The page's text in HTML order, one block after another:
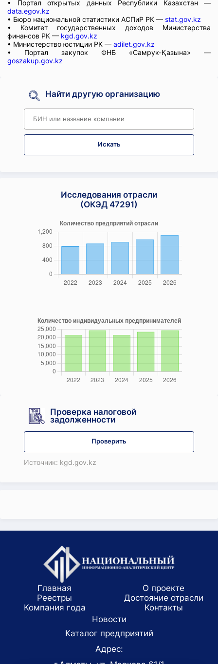
• Портал открытых данных Республики Казахстан —
data.egov.kz
• Бюро национальной статистики АСПиР РК — stat.gov.kz
• Комитет государственных доходов Министерства
финансов РК — kgd.gov.kz
• Министерство юстиции РК — adilet.gov.kz
• Портал закупок ФНБ «Самрук-Қазына» —
goszakup.gov.kz
Найти другую организацию
Искать
Исследования отрасли
(ОКЭД 47291)
Проверка налоговой
задолженности
Проверить
Источник: kgd.gov.kz
Главная
О проекте
Реестры
Достояние отрасли
Компания года
Koнтaкты
Новости
Каталог предприятий
Адрес: